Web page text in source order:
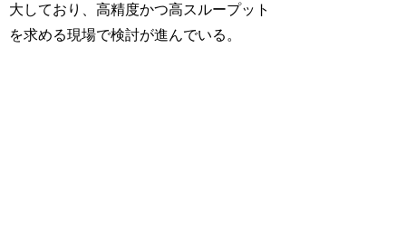
大しており、高精度かつ高スループット
を求める現場で検討が進んでいる。